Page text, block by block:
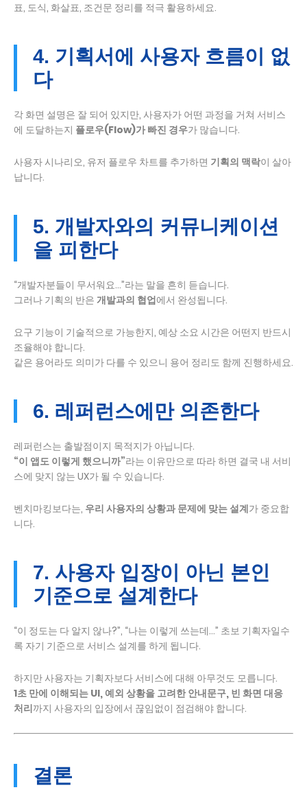
표, 도식, 화살표, 조건문 정리를 적극 활용하세요.
4. 기획서에 사용자 흐름이 없
다
각 화면 설명은 잘 되어 있지만, 사용자가 어떤 과정을 거쳐 서비스
에 도달하는지 플로우(Flow)가 빠진 경우가 많습니다.
사용자 시나리오, 유저 플로우 차트를 추가하면 기획의 맥락이 살아
납니다.
5. 개발자와의 커뮤니케이션
을 피한다
“개발자분들이 무서워요…”라는 말을 흔히 듣습니다.
그러나 기획의 반은 개발과의 협업에서 완성됩니다.
요구 기능이 기술적으로 가능한지, 예상 소요 시간은 어떤지 반드시
조율해야 합니다.
같은 용어라도 의미가 다를 수 있으니 용어 정리도 함께 진행하세요.
6. 레퍼런스에만 의존한다
레퍼런스는 출발점이지 목적지가 아닙니다.
“이 앱도 이렇게 했으니까”라는 이유만으로 따라 하면 결국 내 서비
스에 맞지 않는 UX가 될 수 있습니다.
벤치마킹보다는, 우리 사용자의 상황과 문제에 맞는 설계가 중요합
니다.
7. 사용자 입장이 아닌 본인
기준으로 설계한다
“이 정도는 다 알지 않나?”, “나는 이렇게 쓰는데…” 초보 기획자일수
록 자기 기준으로 서비스 설계를 하게 됩니다.
하지만 사용자는 기획자보다 서비스에 대해 아무것도 모릅니다.
1초 만에 이해되는 UI, 예외 상황을 고려한 안내문구, 빈 화면 대응
처리까지 사용자의 입장에서 끊임없이 점검해야 합니다.
결론